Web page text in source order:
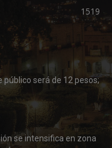
1519
será de 12 pesos;
se intensifica en zona